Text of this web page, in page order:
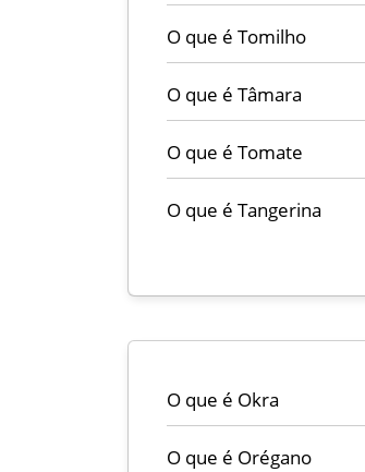
O que é Tomilho
O que é Tâmara
O que é Tomate
O que é Tangerina
O que é Okra
O que é Orégano